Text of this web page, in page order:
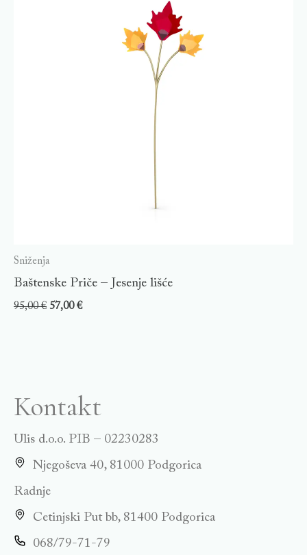
Sniženja
Baštenske Priče – Jesenje lišće
95,00€ 57,00€
Kontakt
Ulis d.o.o. PIB – 02230283
Njegoševa 40, 81000 Podgorica
Radnje
Cetinjski Put bb, 81400 Podgorica
068/79-71-79